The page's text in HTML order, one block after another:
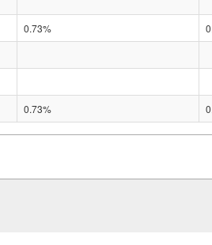
0.73%
0.73%